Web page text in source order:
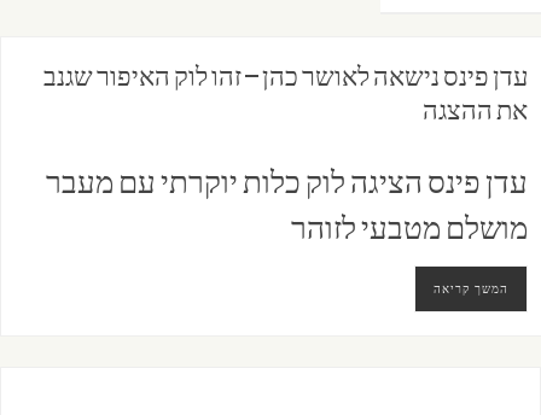
עדן פינס נישאה לאושר כהן – זהו לוק האיפור שגנב
את ההצגה
עדן פינס הציגה לוק כלות יוקרתי עם מעבר
מושלם מטבעי לזוהר
המשך קריאה